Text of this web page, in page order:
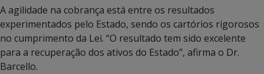
A agilidade na cobrança está entre os resultados
experimentados pelo Estado, sendo os cartórios rigorosos
no cumprimento da Lei. “O resultado tem sido excelente
para a recuperação dos ativos do Estado”, afirma o Dr.
Barcello.